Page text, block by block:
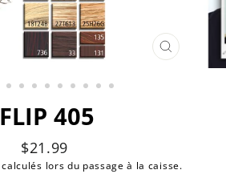
FERMER
FLIP 405
Prix
régulier
$21.99
calculés lors du passage à la caisse.